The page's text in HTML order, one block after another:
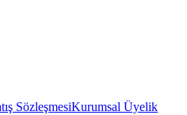
SözleşmesiKurumsal Üyelik